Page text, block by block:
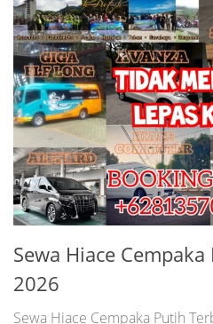
Sewa Hiace
2026
Sewa Hiace Cempaka Putih